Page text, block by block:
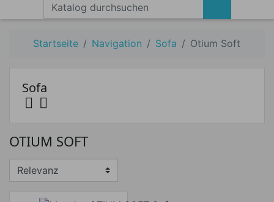
Startseite Navigation Sofa Otium Soft
Preis von Preis bis
Sofa
 
OTIUM SOFT